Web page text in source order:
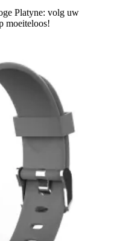
Platyne: volg uw
moeiteloos!